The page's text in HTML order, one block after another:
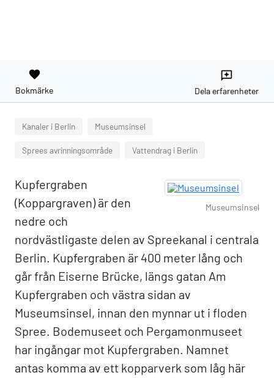
favorite
Bokmärke
reviews
Dela erfarenheter
Kanaler i Berlin Museumsinsel
Sprees avrinningsområde Vattendrag i Berlin
Museumsinsel
Kupfergraben
(Koppargraven) är den
nedre och
nordvästligaste delen av Spreekanal i centrala
Berlin. Kupfergraben är 400 meter lång och
går från Eiserne Brücke, längs gatan Am
Kupfergraben och västra sidan av
Museumsinsel, innan den mynnar ut i floden
Spree. Bodemuseet och Pergamonmuseet
har ingångar mot Kupfergraben. Namnet
antas komma av ett kopparverk som låg här